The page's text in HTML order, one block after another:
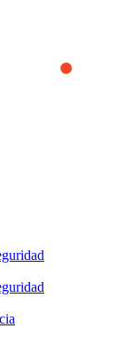
best experience
you accept
is used and
to find out how